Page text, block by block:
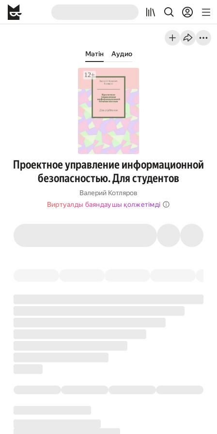
Мәтін Аудио
Проектное управление информационной
безопасностью. Для студентов
Валерий Котляров
Виртуалды баяндаушы қолжетімді